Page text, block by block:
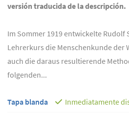
versión traducida de la descripción.
Im Sommer 1919 entwickelte Rudolf
Lehrerkurs die Menschenkunde der
auch die daraus resultierende
folgenden...
Tapa blanda Inmediatamente